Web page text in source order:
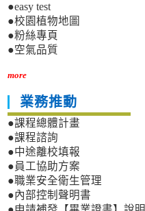
●easy test
●校園植物地圖
●粉絲專頁
●空氣品質
more
業務推動
●課程總體計畫
●課程諮詢
●中途離校填報
●員工協助方案
●職業安全衛生管理
●內部控制聲明書